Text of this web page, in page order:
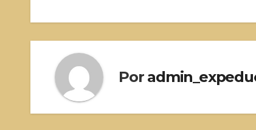
entradas
Por